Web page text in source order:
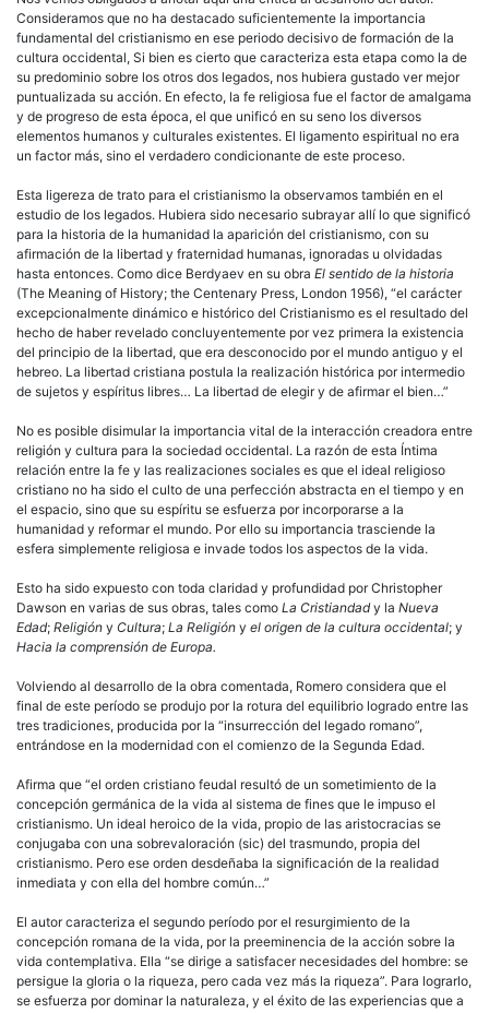
Consideramos que no ha destacado suficientemente la importancia
fundamental del cristianismo en ese periodo decisivo de formación de la
cultura occidental, Si bien es cierto que caracteriza esta etapa como la de
su predominio sobre los otros dos legados, nos hubiera gustado ver mejor
puntualizada su acción. En efecto, la fe religiosa fue el factor de amalgama
y de progreso de esta época, el que unificó en su seno los diversos
elementos humanos y culturales existentes. El ligamento espiritual no era
un factor más, sino el verdadero condicionante de este proceso.
Esta ligereza de trato para el cristianismo la observamos también en el
estudio de los legados. Hubiera sido necesario subrayar allí lo que significó
para la historia de la humanidad la aparición del cristianismo, con su
afirmación de la libertad y fraternidad humanas, ignoradas u olvidadas
hasta entonces. Como dice Berdyaev en su obra El sentido de la historia
(The Meaning of History; the Centenary Press, London 1956), “el carácter
excepcionalmente dinámico e histórico del Cristianismo es el resultado del
hecho de haber revelado concluyentemente por vez primera la existencia
del principio de la libertad, que era desconocido por el mundo antiguo y el
hebreo. La libertad cristiana postula la realización histórica por intermedio
de sujetos y espíritus libres… La libertad de elegir y de afirmar el bien…”
No es posible disimular la importancia vital de la interacción creadora entre
religión y cultura para la sociedad occidental. La razón de esta Íntima
relación entre la fe y las realizaciones sociales es que el ideal religioso
cristiano no ha sido el culto de una perfección abstracta en el tiempo y en
el espacio, sino que su espíritu se esfuerza por incorporarse a la
humanidad y reformar el mundo. Por ello su importancia trasciende la
esfera simplemente religiosa e invade todos los aspectos de la vida.
Esto ha sido expuesto con toda claridad y profundidad por Christopher
Dawson en varias de sus obras, tales como La Cristiandady la Nueva
Edad; Religión y Cultura; La Religión y el origen de la cultura occidental; y
Hacia la comprensión de Europa.
Volviendo al desarrollo de la obra comentada, Romero considera que el
final de este período se produjo por la rotura del equilibrio logrado entre las
tres tradiciones, producida por la “insurrección del legado romano”,
entrándose en la modernidad con el comienzo de la Segunda Edad.
Afirma que “el orden cristiano feudal resultó de un sometimiento de la
concepción germánica de la vida al sistema de fines que le impuso el
cristianismo. Un ideal heroico de la vida, propio de las aristocracias se
conjugaba con una sobrevaloración (sic) del trasmundo, propia del
cristianismo. Pero ese orden desdeñaba la significación de la realidad
inmediata y con ella del hombre común…”
El autor caracteriza el segundo período por el resurgimiento de la
concepción romana de la vida, por la preeminencia de la acción sobre la
vida contemplativa. Ella “se dirige a satisfacer necesidades del hombre: se
persigue la gloria o la riqueza, pero cada vez más la riqueza”. Para lograrlo,
se esfuerza por dominar la naturaleza, y el éxito de las experiencias que a